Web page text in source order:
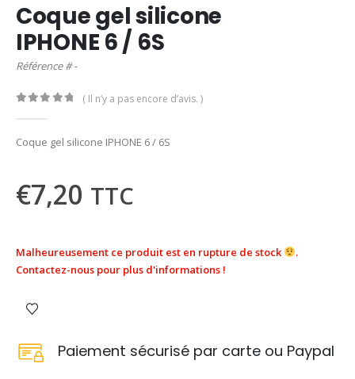
Coque gel silicone
IPHONE 6 / 6S
Référence # -
( Il n’y a pas encore d’avis. )
Coque gel silicone IPHONE 6 / 6S
€7,20 TTC
Malheureusement ce produit est en rupture de stock
.
Contactez-nous pour plus d'informations !
Paiement sécurisé par carte ou Paypal